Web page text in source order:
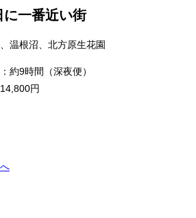
に一番近い街
温根沼、北方原生花園
約9時間（深夜便）
円